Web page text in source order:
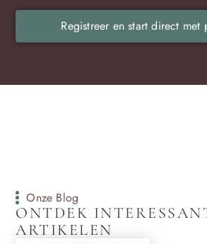
Registreer en start direct met
Onze Blog
ONTDEK
ARTIKELEN